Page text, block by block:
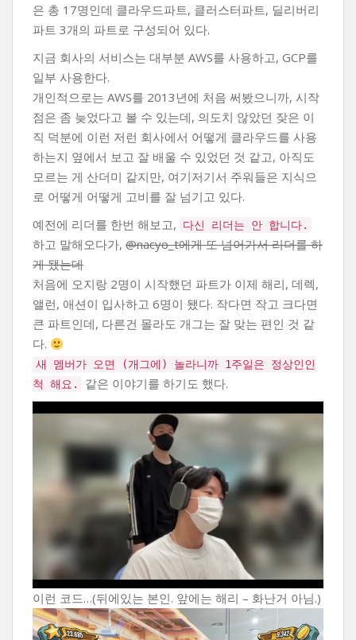
은 총 17명인데 클라우드파트, 클러스터파트, 딜리버리
파트 3개의 파트로 구성되어 있다.
지금 회사의 서비스는 대부분 AWS를 사용하고, GCP를
일부 사용한다.
개인적으로는 AWS를 2013년에 처음 써봤으니까, 시작
점은 좀 늦었다고 볼 수 있는데, 의도치 않았던 잦은 이
직 덕분에 이런 저런 회사에서 어떻게 클라우드를 사용
하는지 옆에서 보고 잘 배울 수 있었던 것 같고, 아직도
모르는 게 산더미 같지만, 여기저기서 주워들은 지식으
로 어떻게 어떻게 고비를 잘 넘기고 있다.
예전에 리더를 한번 해보고,
다신 리더는 안 합니다.
하고 말해오다가, @nacyo_t에게 또 넘어가서 리더를 하
게 됐는데
처음에 오지랑 2명이 시작했던 파트가 이제 해리, 데렉,
앨런, 애션이 입사하고 6명이 됐다. 작다면 작고 크다면
큰 파트인데, 다른건 몰라도 개그는 잘 맞는 편인 것 같
다.
새 멤버가 오면 (개그에) 놀라니까 1주일은 정상인인
척 해요.
같은 이야기를 하기도 했다.
이런 코드…(뒤에있는 본인. 앞에는 해리 – 화난거 아님.)